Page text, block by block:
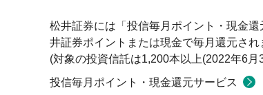
松井証券には「投信毎月ポイント・現金
井証券ポイントまたは現金で毎月還元され
(対象の投資信託は1,200本以上(2022年6
投信毎月ポイント・現金還元サービス